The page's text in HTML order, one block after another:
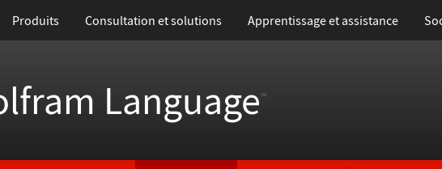
Produits Consultation et solutions Apprentissage et assistance
Language™